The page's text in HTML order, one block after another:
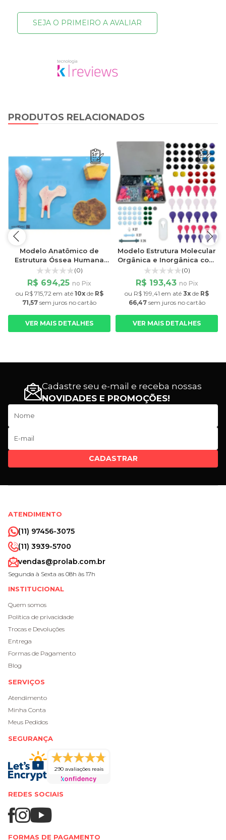
SEJA O PRIMEIRO A AVALIAR
PRODUTOS RELACIONADOS
Modelo Anatômico de
Estrutura Óssea Humana
em Placa Didática
(0)
R$ 694,25 no Pix
ou R$ 715,72 em até 10xde R$
71,57 sem juros no cartão
VER MAIS DETALHES
Modelo Estrutura Molecular
Orgânica e Inorgânica com
178 Peças para Química
(0)
R$ 193,43 no Pix
ou R$ 199,41 em até 3x de R$
66,47 sem jurosno cartão
VER MAIS DETALHES
Cadastre seu e-mail e receba nossas
NOVIDADES E PROMOÇÕES!
CADASTRAR
ATENDIMENTO
(11) 97456-3075
(11) 3939-5700
vendas@prolab.com.br
Segunda à Sexta as 08h às 17h
INSTITUCIONAL
Quem somos
Política de privacidade
Trocas e Devoluções
Entrega
Formas de Pagamento
Blog
SERVIÇOS
Atendimento
Minha Conta
Meus Pedidos
SEGURANÇA
290 avaliações reais
REDES SOCIAIS
FORMAS DE PAGAMENTO